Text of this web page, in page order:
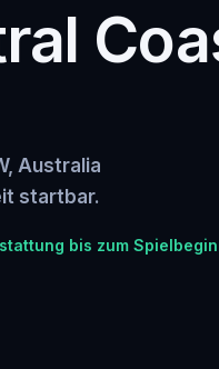
Australia
startbar.
bis zum